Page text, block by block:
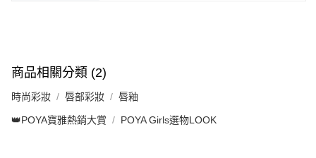
商品相關分類 (2)
時尚彩妝 唇部彩妝 唇釉
👑POYA寶雅熱銷大賞 POYA Girls選物LOOK